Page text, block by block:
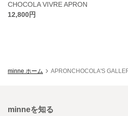
CHOCOLA VIVRE APRON
12,800円
minne ホーム APRONCHOCOLA'S
minneを知る